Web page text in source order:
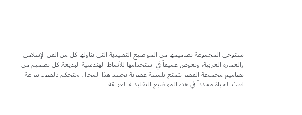
تستوحي المجموعة تصاميمها من المواضيع التقليدية التي تناولها كل من الفن الإسلامي
والعمارة العربية، وتغوص عميقاً في استخدامها للأنماط الهندسية البديعة. كل تصميم من
تصاميم مجموعة القصر يتمتع بلمسة عصرية تجسد هذا المجال وتتحكم بالضوء ببراعة
لتبث الحياة مجدداً في هذه المواضيع التقليدية العريقة.